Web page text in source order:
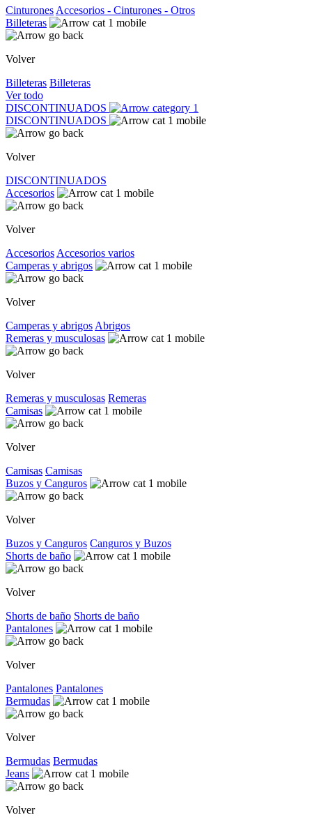
Cinturones Accesorios - Cinturones - Otros
Billeteras
Volver
Billeteras Billeteras
Ver todo
DISCONTINUADOS
DISCONTINUADOS
Volver
DISCONTINUADOS
Accesorios
Volver
Accesorios Accesorios varios
Camperas y abrigos
Volver
Camperas y abrigos Abrigos
Remeras y musculosas
Volver
Remeras y musculosas Remeras
Camisas
Volver
Camisas Camisas
Buzos y Canguros
Volver
Buzos y Canguros Canguros y Buzos
Shorts de baño
Volver
Shorts de baño Shorts de baño
Pantalones
Volver
Pantalones Pantalones
Bermudas
Volver
Bermudas Bermudas
Jeans
Volver